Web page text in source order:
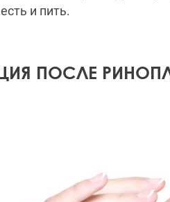
и пить.
ПОСЛЕ